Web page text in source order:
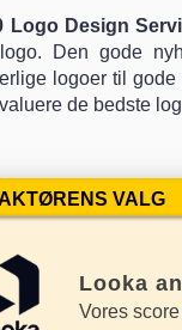
Logo Design
Den gode
logoer til gode
de bedste
VALG
Looka
Vores score